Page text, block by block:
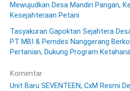
Mewujudkan Desa Mandiri Pangan,
Kesejahteraan Petani
Tasyakuran Gapoktan Sejahtera
PT MBI & Pemdes Nanggerang
Pertanian, Dukung Program
Komentar
Unit Baru SEVENTEEN, CxM Resmi